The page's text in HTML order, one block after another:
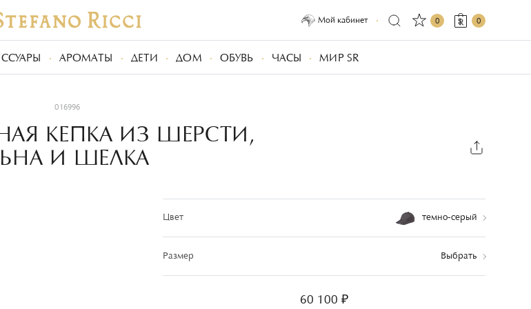
Мой кабинет 0 0
АРОМАТЫ ДЕТИ ДОМ ОБУВЬ ЧАСЫ МИР SR
016996
КЕПКА ИЗ ШЕРСТИ,
И ШЕЛКА
Цвет темно-серый
Размер Выбрать
60 100 ₽